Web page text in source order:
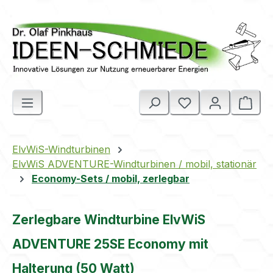
ElvWiS-Windturbinen
ElvWiS ADVENTURE-Windturbinen / mobil, stationär
Economy-Sets / mobil, zerlegbar
Zerlegbare Windturbine ElvWiS
ADVENTURE 25SE Economy mit
Halterung (50 Watt)